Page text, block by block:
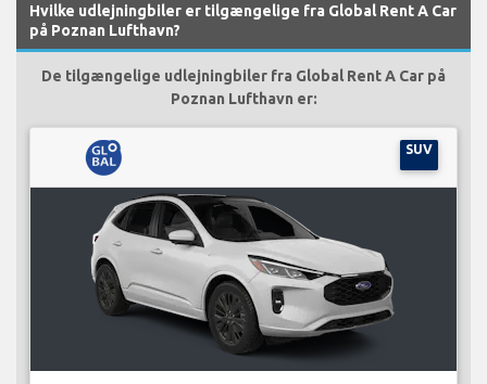
Hvilke udlejningbiler er tilgængelige fra Global Rent A Car
på Poznan Lufthavn?
De tilgængelige udlejningbiler fra Global Rent A Car på
Poznan Lufthavn er:
SUV